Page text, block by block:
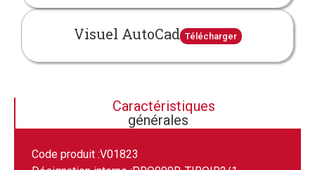
Visuel AutoCad Télécharger
Caractéristiques
générales
Code produit :V01823